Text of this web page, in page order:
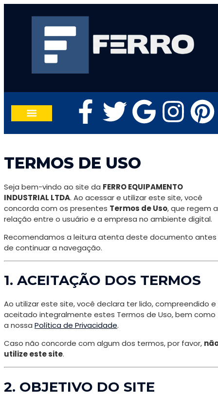
TERMOS DE USO
Seja bem-vindo ao site da FERRO EQUIPAMENTO
INDUSTRIAL LTDA. Ao acessar e utilizar este site, você
concorda com os presentes Termos de Uso, que regem a
relação entre o usuário e a empresa no ambiente digital.
Recomendamos a leitura atenta deste documento antes
de continuar a navegação.
1. ACEITAÇÃO DOS TERMOS
Ao utilizar este site, você declara ter lido, compreendido e
aceitado integralmente estes Termos de Uso, bem como
a nossa Política de Privacidade.
Caso não concorde com algum dos termos, por favor,
utilize este site.
2. OBJETIVO DO SITE